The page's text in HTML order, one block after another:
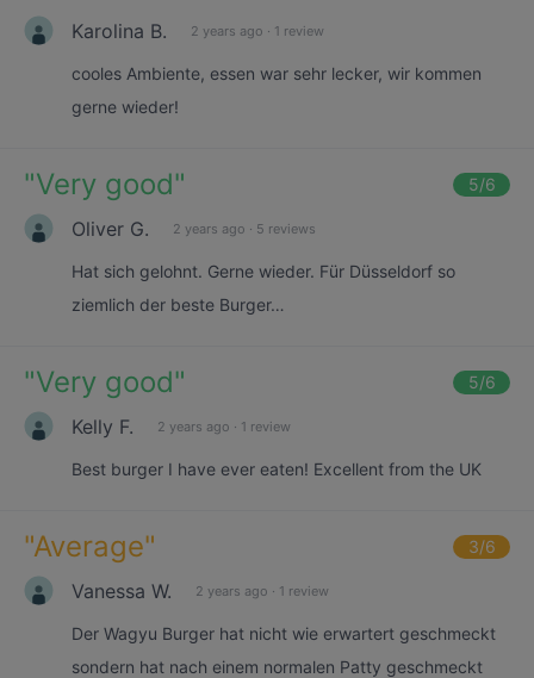
Karolina B. 2 years ago · 1 review
cooles Ambiente, essen war sehr lecker, wir kommen
gerne wieder!
"Very good" 5/6
Oliver G. 2 years ago · 5 reviews
Hat sich gelohnt. Gerne wieder. Für Düsseldorf so
ziemlich der beste Burger…
"Very good" 5/6
Kelly F. 2 years ago · 1 review
Best burger I have ever eaten! Excellent from the UK
"Average" 3/6
Vanessa W. 2 years ago · 1 review
Der Wagyu Burger hat nicht wie erwartert geschmeckt
sondern hat nach einem normalen Patty geschmeckt